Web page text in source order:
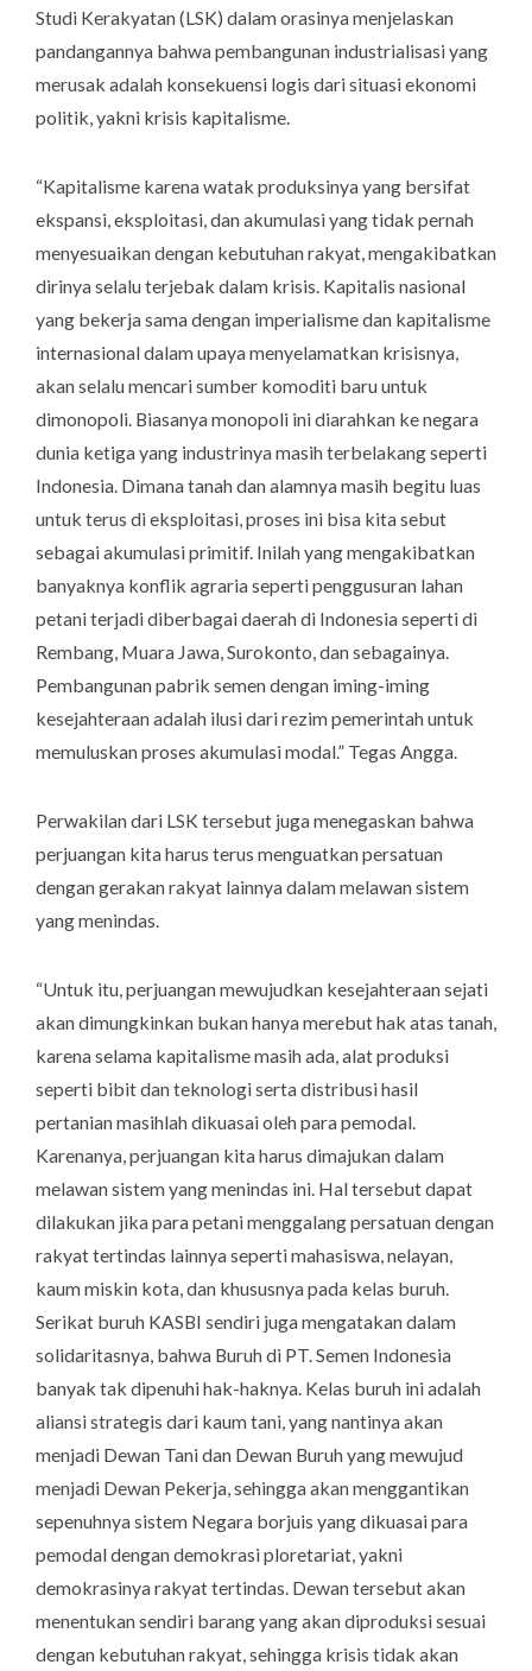
Studi Kerakyatan (LSK) dalam orasinya menjelaskan
pandangannya bahwa pembangunan industrialisasi yang
merusak adalah konsekuensi logis dari situasi ekonomi
politik, yakni krisis kapitalisme.
“Kapitalisme karena watak produksinya yang bersifat
ekspansi, eksploitasi, dan akumulasi yang tidak pernah
menyesuaikan dengan kebutuhan rakyat, mengakibatkan
dirinya selalu terjebak dalam krisis. Kapitalis nasional
yang bekerja sama dengan imperialisme dan kapitalisme
internasional dalam upaya menyelamatkan krisisnya,
akan selalu mencari sumber komoditi baru untuk
dimonopoli. Biasanya monopoli ini diarahkan ke negara
dunia ketiga yang industrinya masih terbelakang seperti
Indonesia. Dimana tanah dan alamnya masih begitu luas
untuk terus di eksploitasi, proses ini bisa kita sebut
sebagai akumulasi primitif. Inilah yang mengakibatkan
banyaknya konflik agraria seperti penggusuran lahan
petani terjadi diberbagai daerah di Indonesia seperti di
Rembang, Muara Jawa, Surokonto, dan sebagainya.
Pembangunan pabrik semen dengan iming-iming
kesejahteraan adalah ilusi dari rezim pemerintah untuk
memuluskan proses akumulasi modal.” Tegas Angga.
Perwakilan dari LSK tersebut juga menegaskan bahwa
perjuangan kita harus terus menguatkan persatuan
dengan gerakan rakyat lainnya dalam melawan sistem
yang menindas.
“Untuk itu, perjuangan mewujudkan kesejahteraan sejati
akan dimungkinkan bukan hanya merebut hak atas tanah,
karena selama kapitalisme masih ada, alat produksi
seperti bibit dan teknologi serta distribusi hasil
pertanian masihlah dikuasai oleh para pemodal.
Karenanya, perjuangan kita harus dimajukan dalam
melawan sistem yang menindas ini. Hal tersebut dapat
dilakukan jika para petani menggalang persatuan dengan
rakyat tertindas lainnya seperti mahasiswa, nelayan,
kaum miskin kota, dan khususnya pada kelas buruh.
Serikat buruh KASBI sendiri juga mengatakan dalam
solidaritasnya, bahwa Buruh di PT. Semen Indonesia
banyak tak dipenuhi hak-haknya. Kelas buruh ini adalah
aliansi strategis dari kaum tani, yang nantinya akan
menjadi Dewan Tani dan Dewan Buruh yang mewujud
menjadi Dewan Pekerja, sehingga akan menggantikan
sepenuhnya sistem Negara borjuis yang dikuasai para
pemodal dengan demokrasi ploretariat, yakni
demokrasinya rakyat tertindas. Dewan tersebut akan
menentukan sendiri barang yang akan diproduksi sesuai
dengan kebutuhan rakyat, sehingga krisis tidak akan